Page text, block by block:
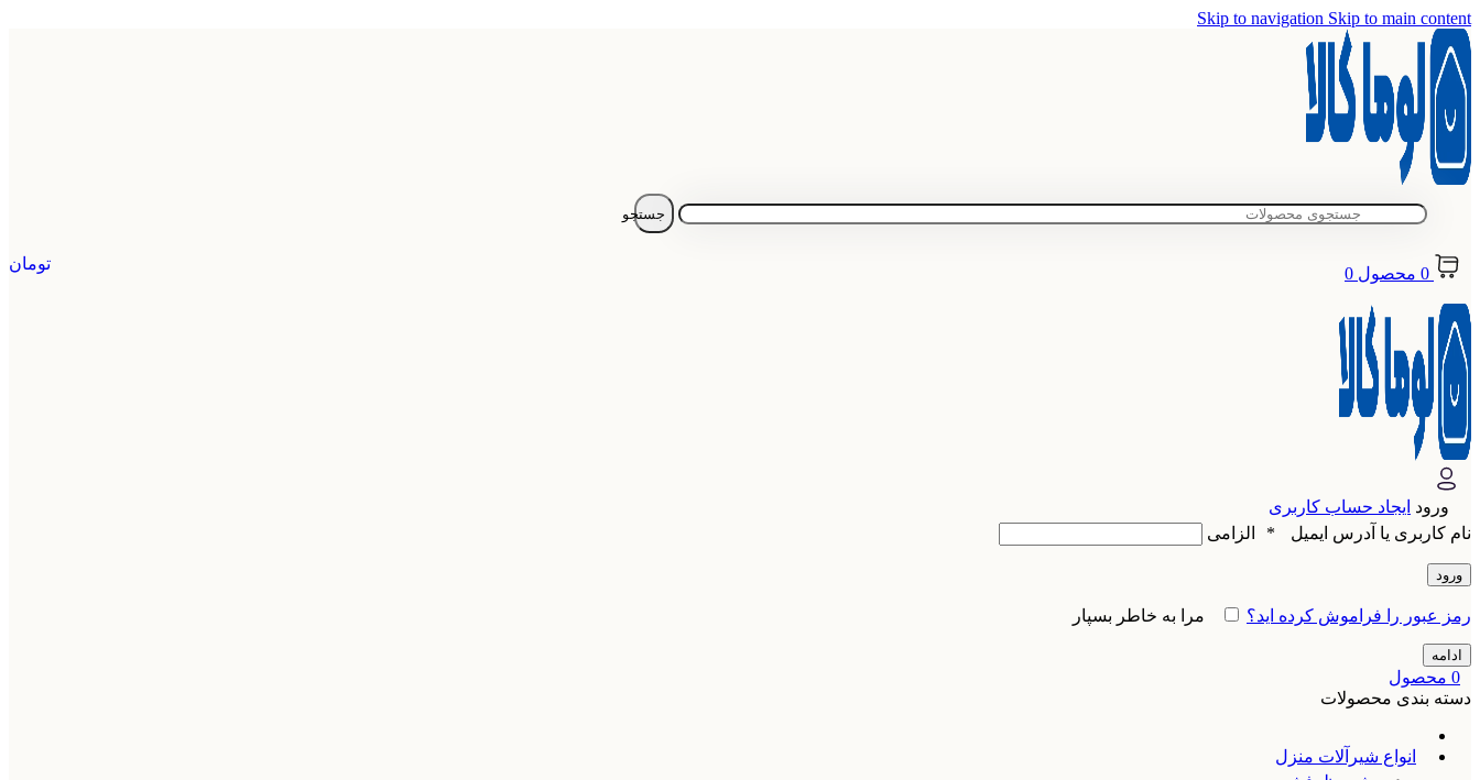
Skip to navigation Skip to main content
جستجو
0 محصول 0
تومان
ورود ایجاد حساب کاربری
نام کاربری یا آدرس ایمیل
* الزامی
ورود
رمز عبور را فراموش کرده اید؟ مرا به خاطر بسپار
ادامه
0 محصول
دسته بندی محصولات
انواع شیرآلات منزل